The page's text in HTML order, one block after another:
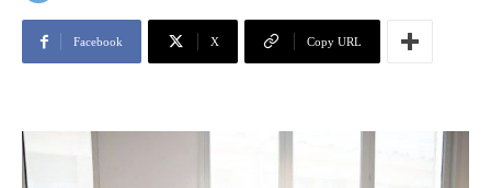
Facebook X Copy URL